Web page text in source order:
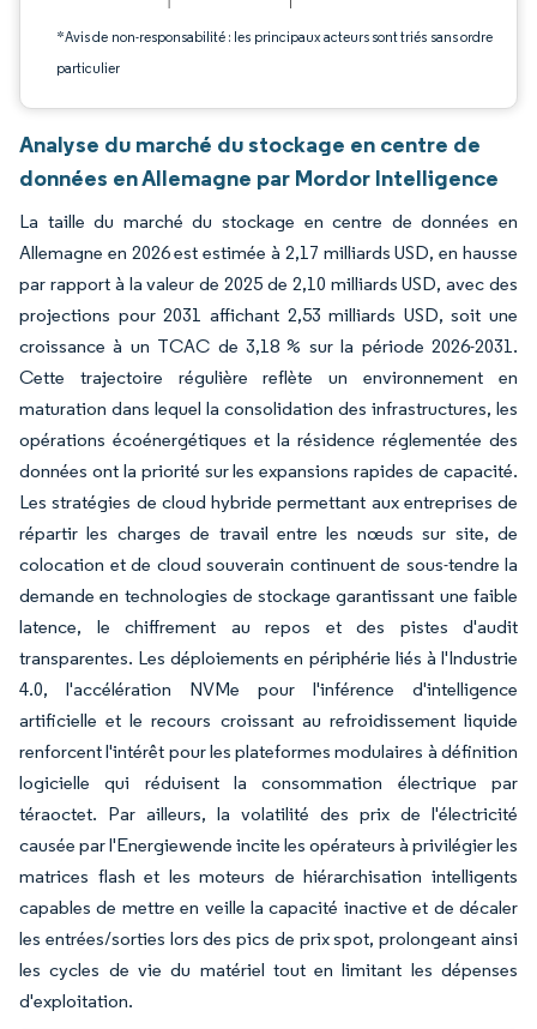
*Avis de non-responsabilité : les principaux acteurs sont triés sans ordre
particulier
Analyse du marché du stockage en centre de
données en Allemagne par Mordor Intelligence
La taille du marché du stockage en centre de données en
Allemagne en 2026 est estimée à 2,17 milliards USD, en hausse
par rapport à la valeur de 2025 de 2,10 milliards USD, avec des
projections pour 2031 affichant 2,53 milliards USD, soit une
croissance à un TCAC de 3,18 % sur la période 2026-2031.
Cette trajectoire régulière reflète un environnement en
maturation dans lequel la consolidation des infrastructures, les
opérations écoénergétiques et la résidence réglementée des
données ont la priorité sur les expansions rapides de capacité.
Les stratégies de cloud hybride permettant aux entreprises de
répartir les charges de travail entre les nœuds sur site, de
colocation et de cloud souverain continuent de sous-tendre la
demande en technologies de stockage garantissant une faible
latence, le chiffrement au repos et des pistes d'audit
transparentes. Les déploiements en périphérie liés à l'Industrie
4.0, l'accélération NVMe pour l'inférence d'intelligence
artificielle et le recours croissant au refroidissement liquide
renforcent l'intérêt pour les plateformes modulaires à définition
logicielle qui réduisent la consommation électrique par
téraoctet. Par ailleurs, la volatilité des prix de l'électricité
causée par l'Energiewende incite les opérateurs à privilégier les
matrices flash et les moteurs de hiérarchisation intelligents
capables de mettre en veille la capacité inactive et de décaler
les entrées/sorties lors des pics de prix spot, prolongeant ainsi
les cycles de vie du matériel tout en limitant les dépenses
d'exploitation.